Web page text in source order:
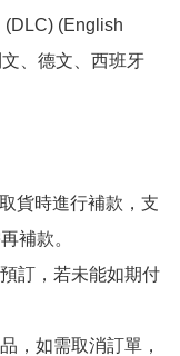
(English
、德文、西班牙
貨時進行補款，支
補款。
訂，若未能如期付
，如需取消訂單，